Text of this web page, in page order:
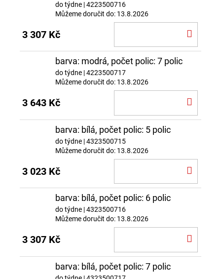
do týdne | 4223500716
Můžeme doručit do: 13.8.2026
3 307 Kč
barva: modrá, počet polic: 7 polic
do týdne | 4223500717
Můžeme doručit do: 13.8.2026
3 643 Kč
barva: bílá, počet polic: 5 polic
do týdne | 4323500715
Můžeme doručit do: 13.8.2026
3 023 Kč
barva: bílá, počet polic: 6 polic
do týdne | 4323500716
Můžeme doručit do: 13.8.2026
3 307 Kč
barva: bílá, počet polic: 7 polic